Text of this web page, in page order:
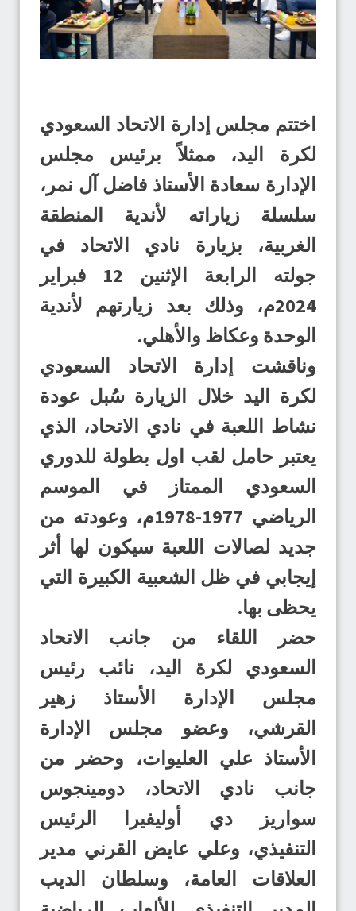
اختتم مجلس إدارة الاتحاد السعودي
لكرة اليد، ممثلاً برئيس مجلس
الإدارة سعادة الأستاذ فاضل آل نمر،
سلسلة زياراته لأندية المنطقة
الغربية، بزيارة نادي الاتحاد في
جولته الرابعة الإثنين 12 فبراير
2024م، وذلك بعد زيارتهم لأندية
الوحدة وعكاظ والأهلي.
وناقشت إدارة الاتحاد السعودي
لكرة اليد خلال الزيارة سُبل عودة
نشاط اللعبة في نادي الاتحاد، الذي
يعتبر حامل لقب اول بطولة للدوري
السعودي الممتاز في الموسم
الرياضي 1977-1978م، وعودته من
جديد لصالات اللعبة سيكون لها أثر
إيجابي في ظل الشعبية الكبيرة التي
يحظى بها.
حضر اللقاء من جانب الاتحاد
السعودي لكرة اليد، نائب رئيس
مجلس الإدارة الأستاذ زهير
القرشي، وعضو مجلس الإدارة
الأستاذ علي العليوات، وحضر من
جانب نادي الاتحاد، دومينجوس
سواريز دي أوليفيرا الرئيس
التنفيذي، وعلي عايض القرني مدير
العلاقات العامة، وسلطان الديب